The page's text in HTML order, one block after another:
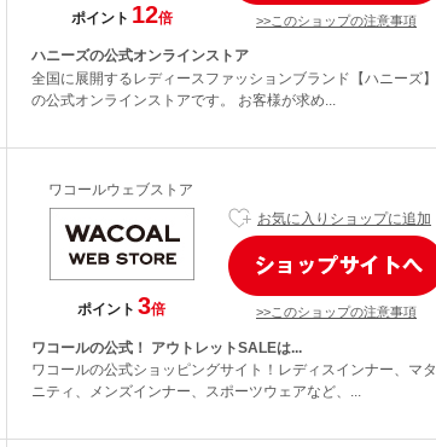
ポイント 12倍 >>このショップの注意事項
ハニーズの公式オンラインストア
全国に展開するレディースファッションブランド【ハニーズ】
の公式オンラインストアです。 お客様が求め...
ワコールウェブストア
ポイント 3倍
お気に入りショップに追加
>>このショップの注意事項
ワコールの公式！ アウトレットSALEは...
ワコールの公式ショッピングサイト！レディスインナー、マタ
ニティ、メンズインナー、スポーツウェアなど、...